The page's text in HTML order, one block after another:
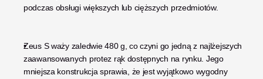
podczas obsługi większych lub cięższych przedmiotów.
Zeus S waży zaledwie 480 g, co czyni go jedną z najlżejszych
zaawansowanych protez rąk dostępnych na rynku. Jego
mniejsza konstrukcja sprawia, że jest wyjątkowo wygodny